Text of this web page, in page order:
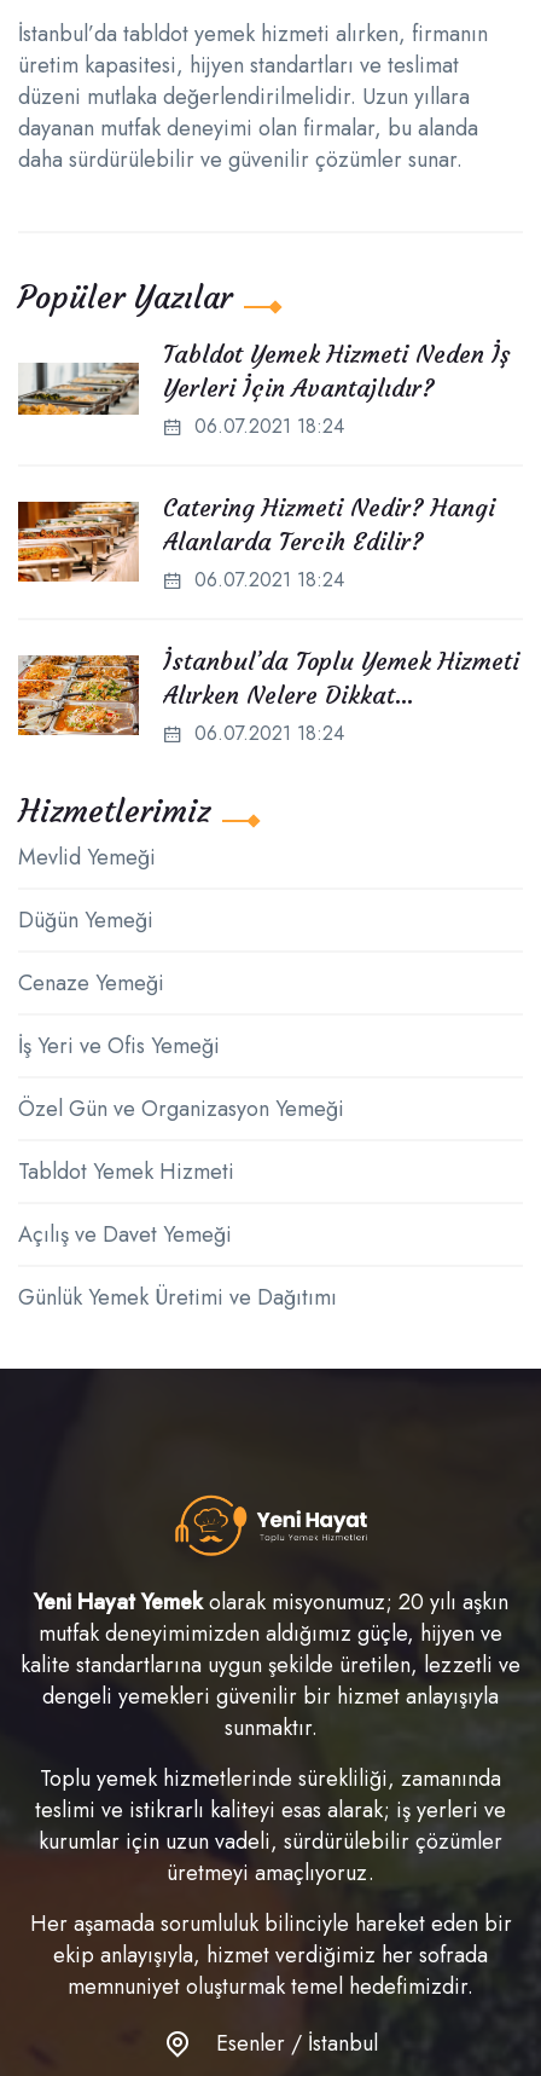
İstanbul’da tabldot yemek hizmeti alırken, firmanın
üretim kapasitesi, hijyen standartları ve teslimat
düzeni mutlaka değerlendirilmelidir. Uzun yıllara
dayanan mutfak deneyimi olan firmalar, bu alanda
daha sürdürülebilir ve güvenilir çözümler sunar.
Popüler Yazılar
Tabldot Yemek Hizmeti Neden İş
Yerleri İçin Avantajlıdır?
06.07.2021 18:24
Catering Hizmeti Nedir? Hangi
Alanlarda Tercih Edilir?
06.07.2021 18:24
İstanbul’da Toplu Yemek Hizmeti
Alırken Nelere Dikkat
Edilmelidir?
06.07.2021 18:24
Hizmetlerimiz
Mevlid Yemeği
Düğün Yemeği
Cenaze Yemeği
İş Yeri ve Ofis Yemeği
Özel Gün ve Organizasyon Yemeği
Tabldot Yemek Hizmeti
Açılış ve Davet Yemeği
Günlük Yemek Üretimi ve Dağıtımı
Yeni Hayat Yemekolarak misyonumuz; 20 yılı aşkın
mutfak deneyimimizden aldığımız güçle, hijyen ve
kalite standartlarına uygun şekilde üretilen, lezzetli ve
dengeli yemekleri güvenilir bir hizmet anlayışıyla
sunmaktır.
Toplu yemek hizmetlerinde sürekliliği, zamanında
teslimi ve istikrarlı kaliteyi esas alarak; iş yerleri ve
kurumlar için uzun vadeli, sürdürülebilir çözümler
üretmeyi amaçlıyoruz.
Her aşamada sorumluluk bilinciyle hareket eden bir
ekip anlayışıyla, hizmet verdiğimiz her sofrada
memnuniyet oluşturmak temel hedefimizdir.
Esenler / İstanbul